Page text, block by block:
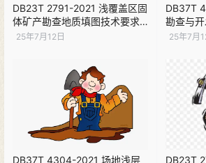
DB23T 2791-2021 浅覆盖区固
体矿产勘查地质填图技术要求
下载
25年7月12日
DB37T
勘查与
下载
25年7月
DB37T 4304-2021 场地浅层 DB23T